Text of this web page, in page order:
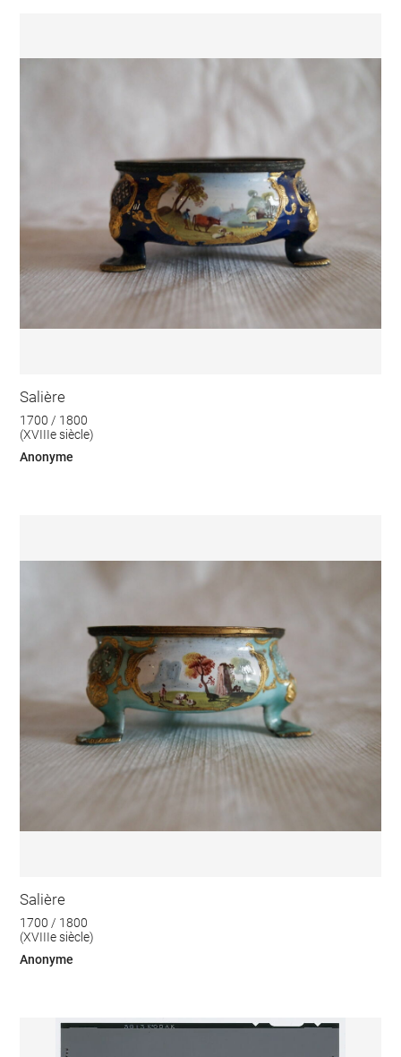
Salière
1700 / 1800
(XVIIIe siècle)
Anonyme
Salière
1700 / 1800
(XVIIIe siècle)
Anonyme